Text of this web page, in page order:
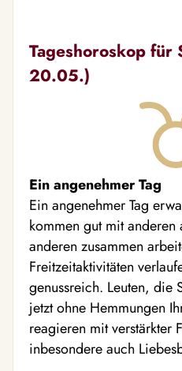
Tageshoroskop
20.05.)
Ein angenehmer Tag
Ein angenehmer Tag
kommen gut mit
anderen zusammen
Freitzeitaktivitäten
genussreich. Leuten, die
jetzt ohne Hemmungen
reagieren mit verstärkter
inbesondere auch